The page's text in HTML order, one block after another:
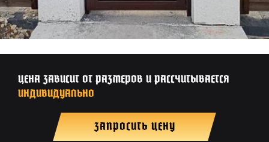
ЦЕНА ЗАВИСИТ ОТ РАЗМЕРОВ И РАССЧИТЫВАЕТСЯ
ИНДИВИДУАЛЬНО
ЗАПРОСИТЬ ЦЕНУ